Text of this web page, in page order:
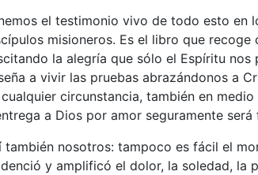
el testimonio vivo de todo esto en
misioneros. Es el libro que
la alegría que sólo el Espíritu
a vivir las pruebas abrazándonos a
circunstancia, también en
a Dios por amor seguramente
también nosotros: tampoco es fácil el
y amplificó el dolor, la soledad, la